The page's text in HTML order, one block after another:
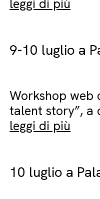
leggi di più
9-10 luglio a
Workshop web
talent story”, a
leggi di più
10 luglio a